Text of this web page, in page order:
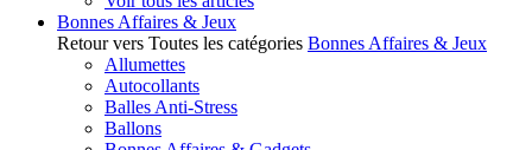
Bonnes Affaires & Jeux
Retour vers Toutes les catégories Bonnes Affaires & Jeux
Allumettes
Autocollants
Balles Anti-Stress
Ballons